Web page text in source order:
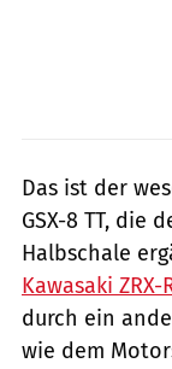
Das ist der
GSX-8 TT, die
Halbschale
Kawasaki ZRX-
durch ein
wie dem